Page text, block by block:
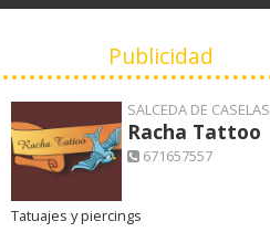
Publicidad
SALCEDA DE CASELAS
Racha Tattoo
671657557
Tatuajes y piercings